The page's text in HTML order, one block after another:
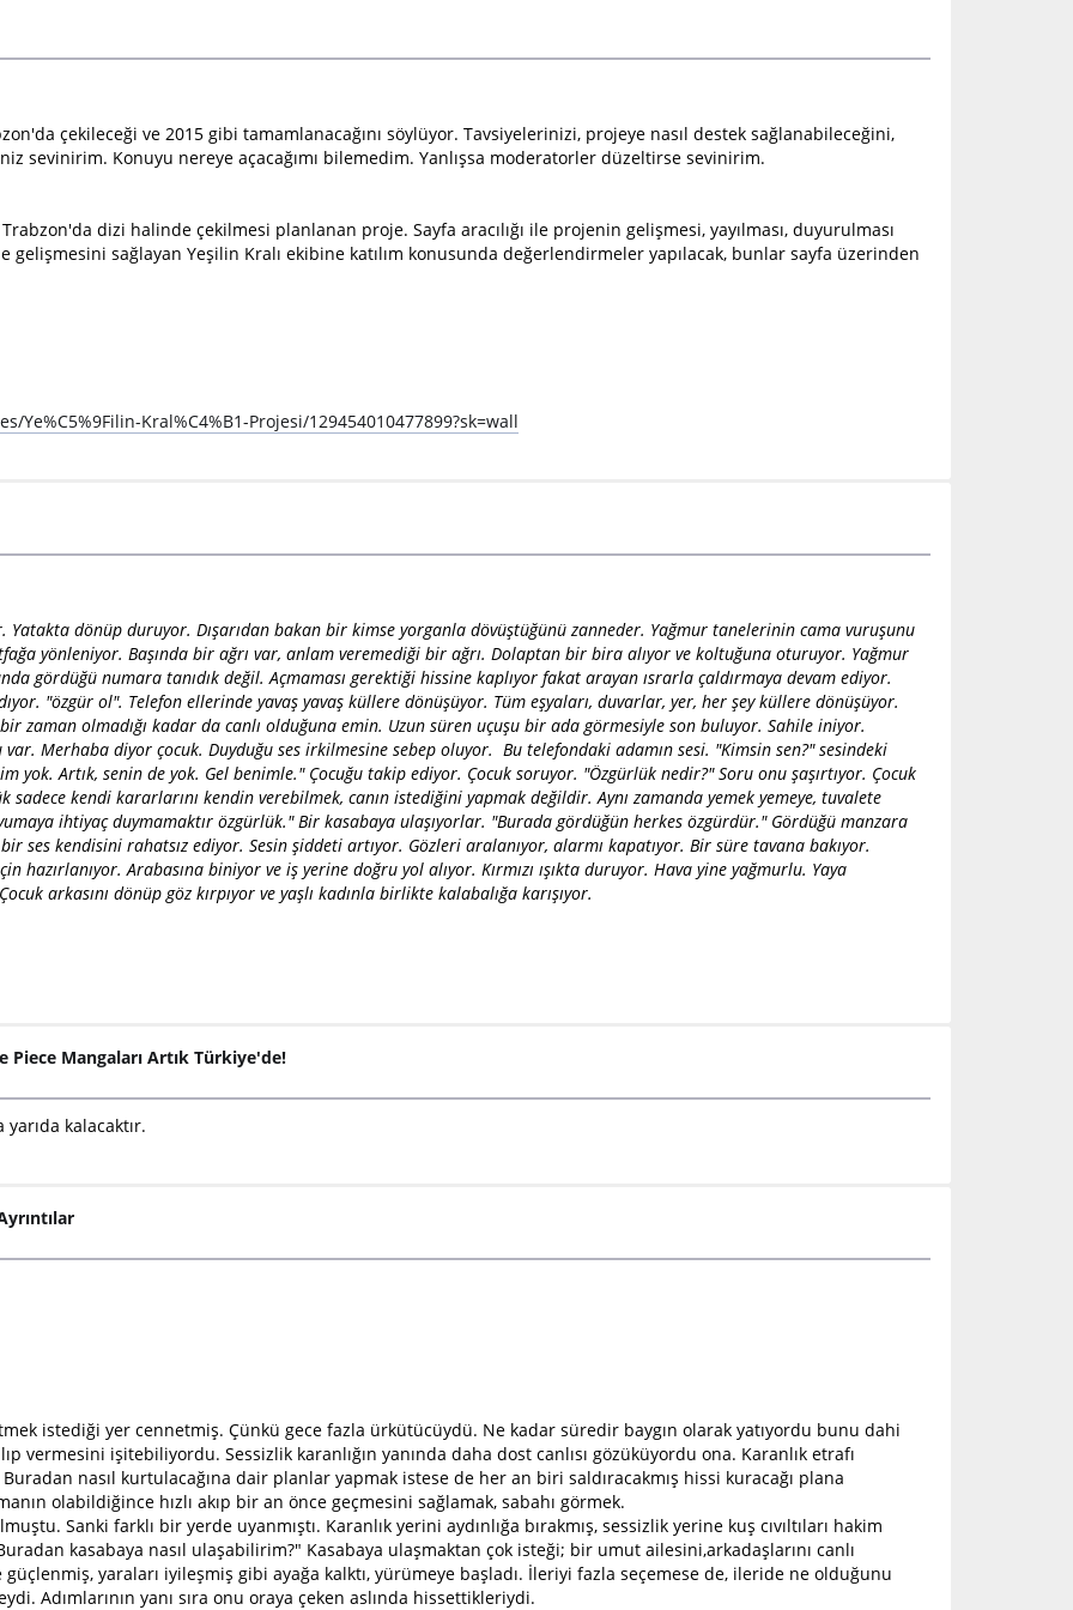
çekileceği ve 2015 gibi tamamlanacağını söylüyor. Tavsiyelerinizi, projeye nasıl destek sağlanabileceğini,
sevinirim. Konuyu nereye açacağımı bilemedim. Yanlışsa moderatorler düzeltirse sevinirim.
dizi halinde çekilmesi planlanan proje. Sayfa aracılığı ile projenin gelişmesi, yayılması, duyurulması
gelişmesini sağlayan Yeşilin Kralı ekibine katılım konusunda değerlendirmeler yapılacak, bunlar sayfa üzerinden
Ye%C5%9Filin-Kral%C4%B1-Projesi/129454010477899?sk=wall
Yatakta dönüp duruyor. Dışarıdan bakan bir kimse yorganla dövüştüğünü zanneder. Yağmur tanelerinin cama vuruşunu
yönleniyor. Başında bir ağrı var, anlam veremediği bir ağrı. Dolaptan bir bira alıyor ve koltuğuna oturuyor. Yağmur
gördüğü numara tanıdık değil. Açmaması gerektiği hissine kaplıyor fakat arayan ısrarla çaldırmaya devam ediyor.
"özgür ol". Telefon ellerinde yavaş yavaş küllere dönüşüyor. Tüm eşyaları, duvarlar, yer, her şey küllere dönüşüyor.
zaman olmadığı kadar da canlı olduğuna emin. Uzun süren uçuşu bir ada görmesiyle son buluyor. Sahile iniyor.
var. Merhaba diyor çocuk. Duyduğu ses irkilmesine sebep oluyor. Bu telefondaki adamın sesi. "Kimsin sen?" sesindeki
yok. Artık, senin de yok. Gel benimle." Çocuğu takip ediyor. Çocuk soruyor. "Özgürlük nedir?" Soru onu şaşırtıyor. Çocuk
sadece kendi kararlarını kendin verebilmek, canın istediğini yapmak değildir. Aynı zamanda yemek yemeye, tuvalete
ihtiyaç duymamaktır özgürlük." Bir kasabaya ulaşıyorlar. "Burada gördüğün herkes özgürdür." Gördüğü manzara
ses kendisini rahatsız ediyor. Sesin şiddeti artıyor. Gözleri aralanıyor, alarmı kapatıyor. Bir süre tavana bakıyor.
hazırlanıyor. Arabasına biniyor ve iş yerine doğru yol alıyor. Kırmızı ışıkta duruyor. Hava yine yağmurlu. Yaya
arkasını dönüp göz kırpıyor ve yaşlı kadınla birlikte kalabalığa karışıyor.
Piece Mangaları Artık Türkiye'de!
kalacaktır.
istediği yer cennetmiş. Çünkü gece fazla ürkütücüydü. Ne kadar süredir baygın olarak yatıyordu bunu dahi
vermesini işitebiliyordu. Sessizlik karanlığın yanında daha dost canlısı gözüküyordu ona. Karanlık etrafı
nasıl kurtulacağına dair planlar yapmak istese de her an biri saldıracakmış hissi kuracağı plana
olabildiğince hızlı akıp bir an önce geçmesini sağlamak, sabahı görmek.
Sanki farklı bir yerde uyanmıştı. Karanlık yerini aydınlığa bırakmış, sessizlik yerine kuş cıvıltıları hakim
kasabaya nasıl ulaşabilirim?" Kasabaya ulaşmaktan çok isteği; bir umut ailesini,arkadaşlarını canlı
yaraları iyileşmiş gibi ayağa kalktı, yürümeye başladı. İleriyi fazla seçemese de, ileride ne olduğunu
Adımlarının yanı sıra onu oraya çeken aslında hissettikleriydi.